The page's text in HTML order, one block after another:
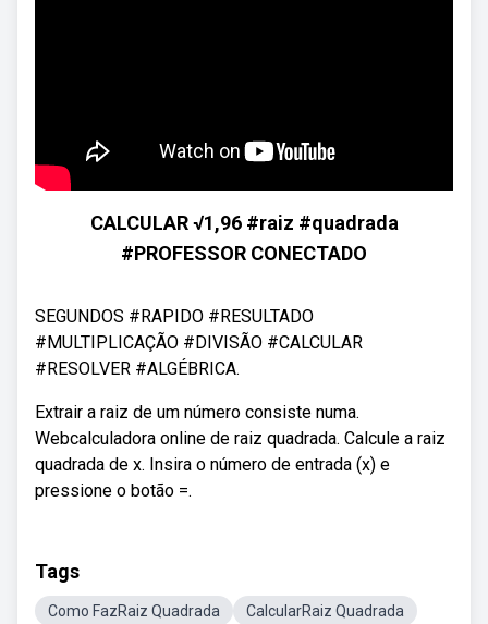
CALCULAR √1,96 #raiz #quadrada
#PROFESSOR CONECTADO
SEGUNDOS #RAPIDO #RESULTADO
#MULTIPLICAÇÃO #DIVISÃO #CALCULAR
#RESOLVER #ALGÉBRICA.
Extrair a raiz de um número consiste numa.
Webcalculadora online de raiz quadrada. Calcule a raiz
quadrada de x. Insira o número de entrada (x) e
pressione o botão =.
Tags
Como FazRaiz Quadrada CalcularRaiz Quadrada